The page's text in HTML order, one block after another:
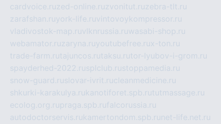
cardvoice.ruzed-online.ruzvonitut.ruzebra-tlt.ru
zarafshan.ruyork-life.ruvintovoykompressor.ru
vladivostok-map.ruvlknrussia.ruwasabi-shop.ru
webamator.ruzaryna.ruyoutubefree.rux-ton.ru
trade-farm.rutajuncos.rutaksu.rutor-lyubov-i-grom.ru
spayderhed-2022.rusplclub.rustoppamedia.ru
snow-guard.ruslovar-ivrit.rucleanmedicine.ru
shkurki-karakulya.rukanotiforet.spb.rututmassage.ru
ecolog.org.rupraga.spb.rufalcorussia.ru
autodoctorservis.rukamertondom.spb.ru net-life.net.ru